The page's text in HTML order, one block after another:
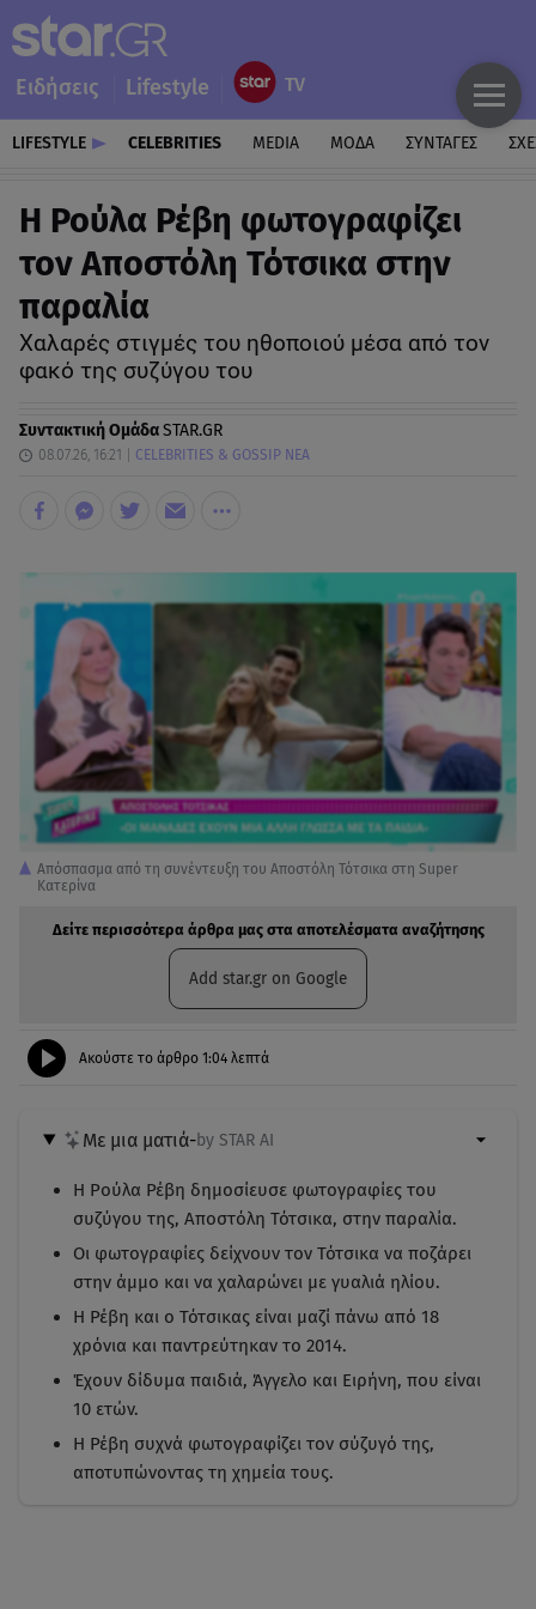
Ειδήσεις Lifestyle
LIFESTYLE CELEBRITIES MEDIA ΜΟΔΑ ΣΥΝΤΑΓΕΣ
Η Ρούλα Ρέβη φωτογραφίζει
τον Αποστόλη Τότσικα στην
παραλία
Χαλαρές στιγμές του ηθοποιού μέσα από τον
φακό της συζύγου του
Συντακτική ΟμάδαSTAR.GR
08.07.26, 16:21 CELEBRITIES & GOSSIP ΝΕΑ
Απόσπασμα από τη συνέντευξη του Αποστόλη Τότσικα στη Super
Κατερίνα
Δείτε περισσότερα άρθρα μας στα αποτελέσματα αναζήτησης
Add star.gr on Google
Ακούστε το άρθρο 1:04 λεπτά
Με μια ματιά-by STAR AI
Η Ρούλα Ρέβη δημοσίευσε φωτογραφίες του
συζύγου της, Αποστόλη Τότσικα, στην παραλία.
Οι φωτογραφίες δείχνουν τον Τότσικα να ποζάρει
στην άμμο και να χαλαρώνει με γυαλιά ηλίου.
Η Ρέβη και ο Τότσικας είναι μαζί πάνω από 18
χρόνια και παντρεύτηκαν το 2014.
Έχουν δίδυμα παιδιά, Άγγελο και Ειρήνη, που είναι
10 ετών.
Η Ρέβη συχνά φωτογραφίζει τον σύζυγό της,
αποτυπώνοντας τη χημεία τους.